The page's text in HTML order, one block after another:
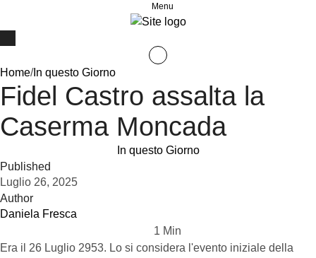
Menu
Home/In questo Giorno
Fidel Castro assalta la
Caserma Moncada
In questo Giorno
Published
Luglio 26, 2025
Author
Daniela Fresca
1 Min
Era il 26 Luglio 2953. Lo si considera l'evento iniziale della